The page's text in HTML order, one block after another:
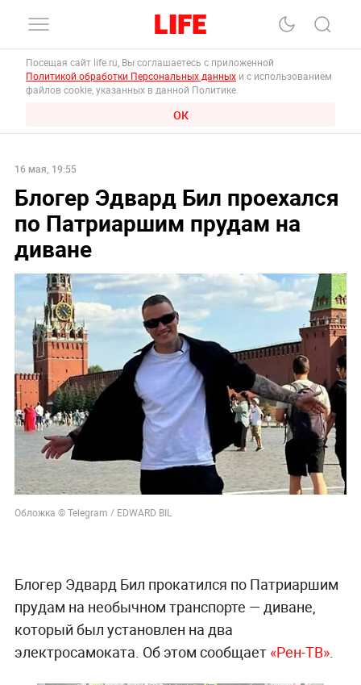
Посещая сайт life.ru, Вы соглашаетесь с приложенной
Политикой обработки Персональных данных и с использованием
файлов cookie, указанных в данной Политике.
ОК
16 мая, 19:55
Блогер Эдвард Бил проехался
по Патриаршим прудам на
диване
Обложка © Telegram / EDWARD BIL
Блогер Эдвард Бил прокатился по Патриаршим
прудам на необычном транспорте — диване,
который был установлен на два
электросамоката. Об этом сообщает «Рен-ТВ».